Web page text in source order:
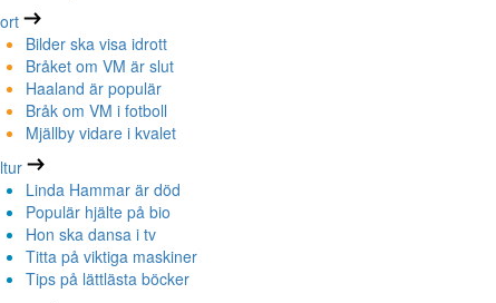
Bilder ska visa idrott
Bråket om VM är slut
Haaland är populär
Bråk om VM i fotboll
Mjällby vidare i kvalet
Linda Hammar är död
Populär hjälte på bio
Hon ska dansa i tv
Titta på viktiga maskiner
Tips på lättlästa böcker